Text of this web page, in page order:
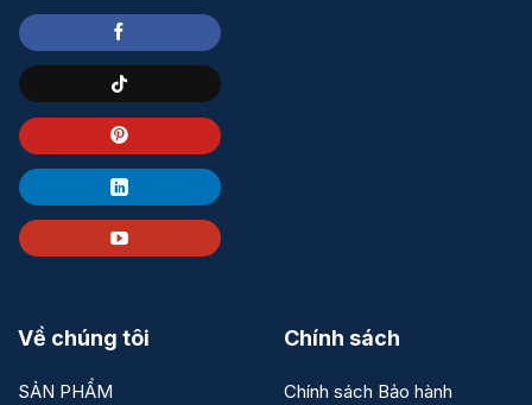
Về chúng tôi
SẢN PHẨM
Chính sách
Chính sách Bảo hành